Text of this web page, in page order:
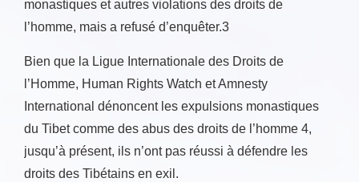
monastiques et autres violations des droits de
l’homme, mais a refusé d’enquêter.3
Bien que la Ligue Internationale des Droits de
l’Homme, Human Rights Watch et Amnesty
International dénoncent les expulsions monastiques
du Tibet comme des abus des droits de l’homme 4,
jusqu’à présent, ils n’ont pas réussi à défendre les
droits des Tibétains en exil.